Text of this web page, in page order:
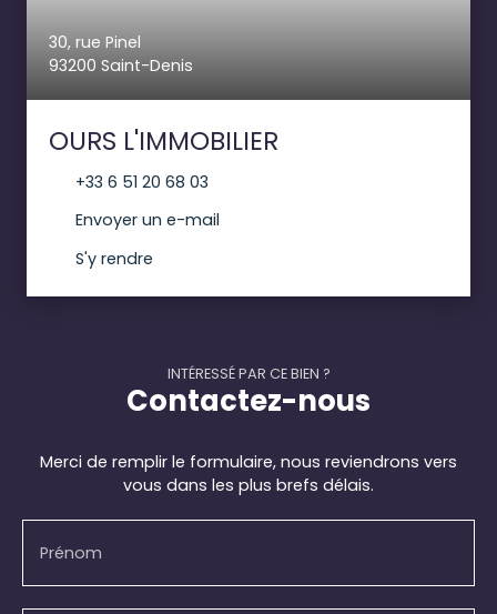
30, rue Pinel
93200 Saint-Denis
OURS L'IMMOBILIER
+33 6 51 20 68 03
Envoyer un e-mail
S'y rendre
INTÉRESSÉ PAR CE BIEN ?
Contactez-nous
Merci de remplir le formulaire, nous reviendrons vers
vous dans les plus brefs délais.
Prénom